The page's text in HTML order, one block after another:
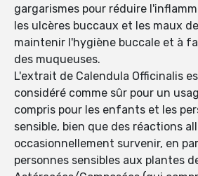
gargarismes pour réduire
les ulcères buccaux et les maux
maintenir l'hygiène buccale et à
des muqueuses.
L'extrait de Calendula Officinalis
considéré comme sûr pour un
compris pour les enfants et les
sensible, bien que des réactions
occasionnellement survenir, en
personnes sensibles aux plantes